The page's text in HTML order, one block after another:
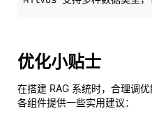
优化小贴士
在搭建 RAG 系统时，合理调
各组件提供一些实用建议：